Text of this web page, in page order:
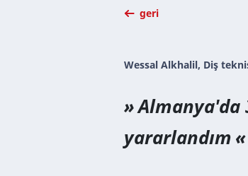
geri
Wessal Alkhalil, Diş
Almanya'da
yararlandım